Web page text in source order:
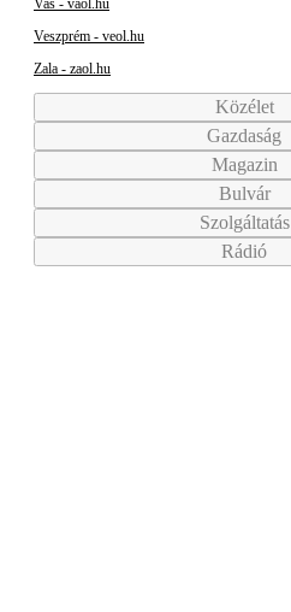
Vas - vaol.hu
Veszprém - veol.hu
Zala - zaol.hu
Közélet
Gazdaság
Magazin
Bulvár
Szolgáltatás
Rádió